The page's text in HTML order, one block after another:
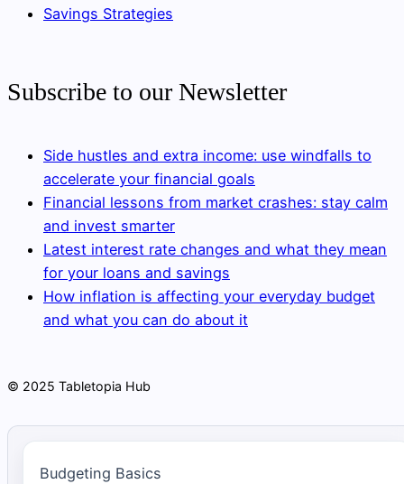
Savings Strategies
Subscribe to our Newsletter
Side hustles and extra income: use windfalls to
accelerate your financial goals
Financial lessons from market crashes: stay calm
and invest smarter
Latest interest rate changes and what they mean
for your loans and savings
How inflation is affecting your everyday budget
and what you can do about it
© 2025 Tabletopia Hub
Budgeting Basics